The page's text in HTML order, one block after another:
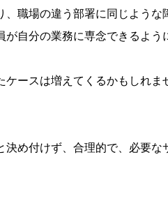
職場の違う部署に同じよう
自分の業務に専念できるよう
ースは増えてくるかもしれ
め付けず、合理的で、必要